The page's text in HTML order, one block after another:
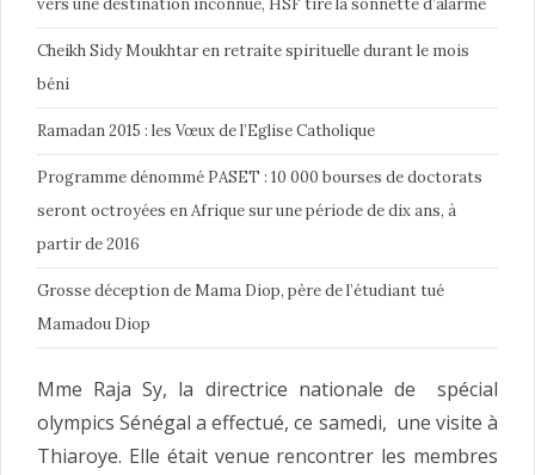
vers une destination inconnue, HSF tire la sonnette d’alarme
Cheikh Sidy Moukhtar en retraite spirituelle durant le mois
béni
Ramadan 2015 : les Vœux de l’Eglise Catholique
Programme dénommé PASET : 10 000 bourses de doctorats
seront octroyées en Afrique sur une période de dix ans, à
partir de 2016
Grosse déception de Mama Diop, père de l’étudiant tué
Mamadou Diop
Mme Raja Sy, la directrice nationale de spécial
olympics Sénégal a effectué, ce samedi, une visite à
Thiaroye. Elle était venue rencontrer les membres